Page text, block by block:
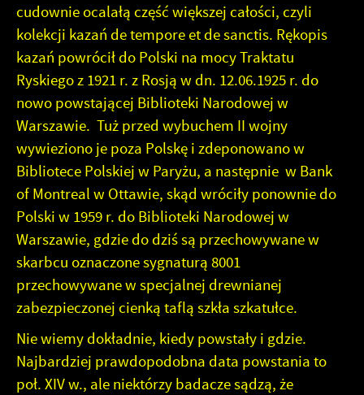
cudownie ocalałą część większej całości, czyli
kolekcji kazań de tempore et de sanctis. Rękopis
kazań powrócił do Polski na mocy Traktatu
Ryskiego z 1921 r. z Rosją w dn. 12.06.1925 r. do
nowo powstającej Biblioteki Narodowej w
Warszawie. Tuż przed wybuchem II wojny
wywieziono je poza Polskę i zdeponowano w
Bibliotece Polskiej w Paryżu, a następnie w Bank
of Montreal w Ottawie, skąd wróciły ponownie do
Polski w 1959 r. do Biblioteki Narodowej w
Warszawie, gdzie do dziś są przechowywane w
skarbcu oznaczone sygnaturą 8001
przechowywane w specjalnej drewnianej
zabezpieczonej cienką taflą szkła szkatułce.
Nie wiemy dokładnie, kiedy powstały i gdzie.
Najbardziej prawdopodobna data powstania to
poł. XIV w., ale niektórzy badacze sądzą, że